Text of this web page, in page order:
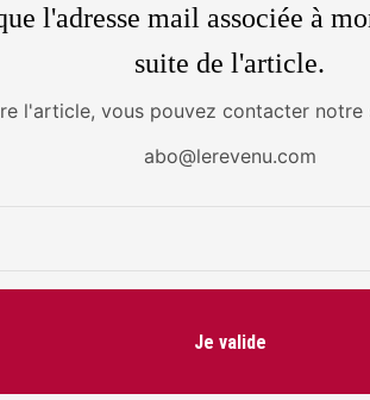
l'adresse mail associée à
suite de l'article.
l'article, vous pouvez contacter notre
abo@lerevenu.com
Je valide